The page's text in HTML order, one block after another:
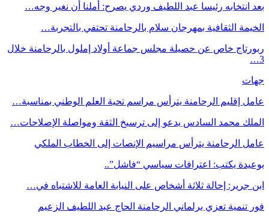
بعد انتخابه رئيسا عبد اللطيف وردي يصرح: أملنا أن نغير وجه…
الخيمة الثقافية بمهرجان سلام بالرحامنة تحتفي بالتجربة…
ربورتاج خاص عن حصيلة مجلس جماعة أولاد إملول بالرحامنة خلال
3…
جهات
عامل إقليم الرحامنة يترأس مراسم تحية العلم الوطني بمناسبة…
الملك محمد السادس يدعو إلى ترسيخ الثقة ومواصلة الإصلاحات…
عامل الرحامنة يترأس مراسيم الإنصات إلى الخطاب الملكي
بوعيدة يكتب: اعترافات سياسي “فاشل”..
ابن جرير: إحالة ثلاثة أشخاص على النيابة العامة للاشتباه في…
فور تنمية تعزي برلماني الرحامنة الحاج عبد اللطيف الزعيم